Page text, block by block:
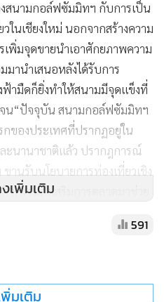
สนามกอล์ฟซัมมิทฯ กับการเป็น
นเชียงใหม่ นอกจากสร้างความ
พิ่มจุดขายนำเอาศักยภาพความ
านำเสนอหลังได้รับการ
ามืดก็ยิ่งทำให้สนามมีจุดแข็งที่
น“ปัจจุบัน สนามกอล์ฟซัมมิทฯ
ของประเทศที่ปรากฏอยู่ใน
ะนานาชาติแล้ว ปรากฎการณ์
นรับนโยบายการท่องเที่ยวเชิง
จกรรมส่งเสริมการตลาดมาช่วย
จในพื้นที่จังหวัดเชียงใหม่ให้
ยการออกแคมเปญ Let’s Golf
รออกรอบตีกอล์ฟควบคู่ไป
เพิ่มเติม
591
มเติม